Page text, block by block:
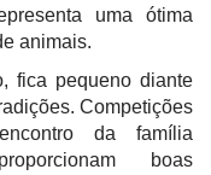
uma ótima
animais.
fica pequeno diante
Competições
da família
boas